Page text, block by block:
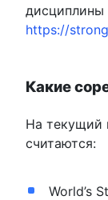
https://
Какие
На текущий
считаются:
World’s